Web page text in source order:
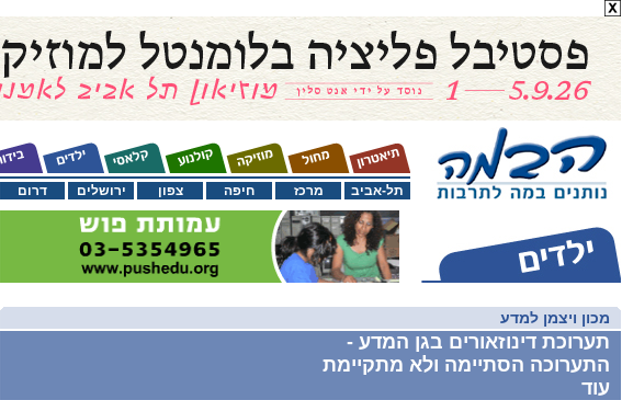
דרום ירושלים צפון חיפה מרכז תל-אביב
מכון ויצמן למדע
תערוכת דינוזאורים בגן המדע -
התערוכה הסתיימה ולא מתקיימת
עוד